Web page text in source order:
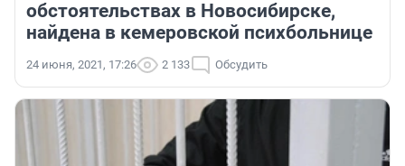
обстоятельствах в Новосибирске,
найдена в кемеровской психбольнице
24 июня, 2021, 17:26 2 133 Обсудить